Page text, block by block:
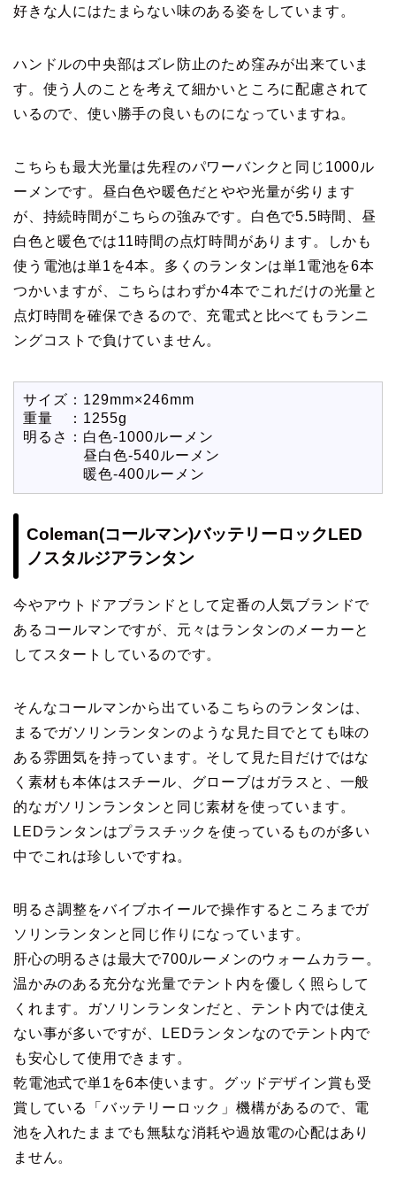
好きな人にはたまらない味のある姿をしています。
ハンドルの中央部はズレ防止のため窪みが出来ていま
す。使う人のことを考えて細かいところに配慮されて
いるので、使い勝手の良いものになっていますね。
こちらも最大光量は先程のパワーバンクと同じ1000ル
ーメンです。昼白色や暖色だとやや光量が劣ります
が、持続時間がこちらの強みです。白色で5.5時間、昼
白色と暖色では11時間の点灯時間があります。しかも
使う電池は単1を4本。多くのランタンは単1電池を6本
つかいますが、こちらはわずか4本でこれだけの光量と
点灯時間を確保できるので、充電式と比べてもランニ
ングコストで負けていません。
サイズ：129mm×246mm
重量 ：1255g
明るさ：白色-1000ルーメン
昼白色-540ルーメン
暖色-400ルーメン
Coleman(コールマン)バッテリーロックLED
ノスタルジアランタン
今やアウトドアブランドとして定番の人気ブランドで
あるコールマンですが、元々はランタンのメーカーと
してスタートしているのです。
そんなコールマンから出ているこちらのランタンは、
まるでガソリンランタンのような見た目でとても味の
ある雰囲気を持っています。そして見た目だけではな
く素材も本体はスチール、グローブはガラスと、一般
的なガソリンランタンと同じ素材を使っています。
LEDランタンはプラスチックを使っているものが多い
中でこれは珍しいですね。
明るさ調整をバイブホイールで操作するところまでガ
ソリンランタンと同じ作りになっています。
肝心の明るさは最大で700ルーメンのウォームカラー。
温かみのある充分な光量でテント内を優しく照らして
くれます。ガソリンランタンだと、テント内では使え
ない事が多いですが、LEDランタンなのでテント内で
も安心して使用できます。
乾電池式で単1を6本使います。グッドデザイン賞も受
賞している「バッテリーロック」機構があるので、電
池を入れたままでも無駄な消耗や過放電の心配はあり
ません。